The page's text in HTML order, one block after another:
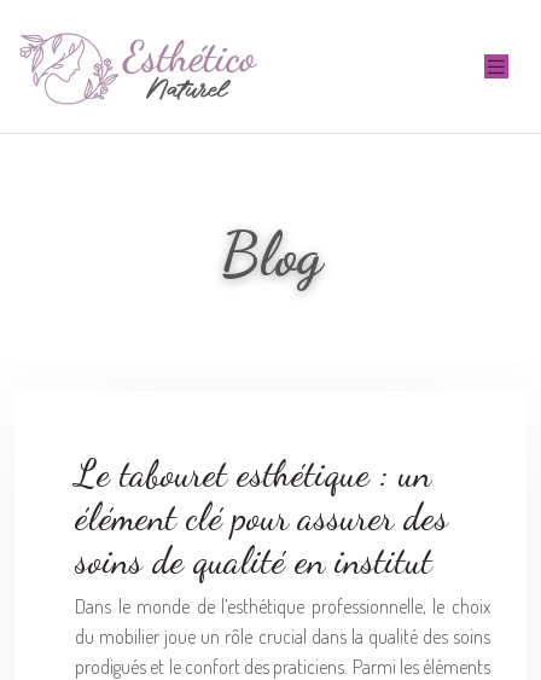
Blog
Le tabouret esthétique : un
élément clé pour assurer des
soins de qualité en institut
Dans le monde de l’esthétique professionnelle, le choix
du mobilier joue un rôle crucial dans la qualité des soins
prodigués et le confort des praticiens. Parmi les éléments